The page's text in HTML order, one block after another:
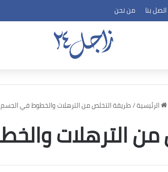
اتصل بنا من نحن
الرئيسية/طريقة التخلص من الترهلات والخطوط في الجسم
الترهلات